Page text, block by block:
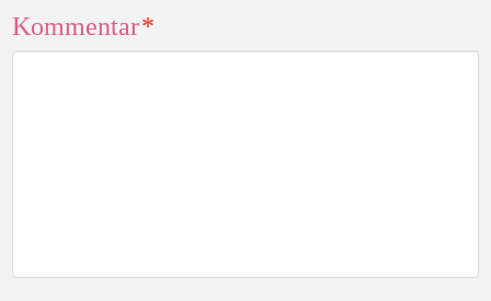
Kommentar*